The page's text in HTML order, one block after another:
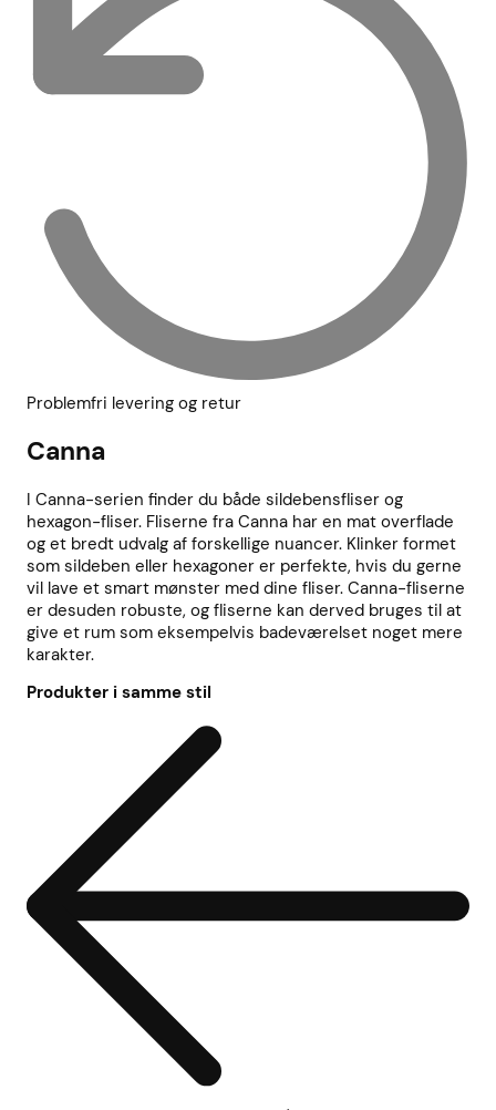
Problemfri levering og retur
Canna
I Canna-serien finder du både sildebensfliser og
hexagon-fliser. Fliserne fra Canna har en mat overflade
og et bredt udvalg af forskellige nuancer. Klinker formet
som sildeben eller hexagoner er perfekte, hvis du gerne
vil lave et smart mønster med dine fliser. Canna-fliserne
er desuden robuste, og fliserne kan derved bruges til at
give et rum som eksempelvis badeværelset noget mere
karakter.
Produkter i samme stil